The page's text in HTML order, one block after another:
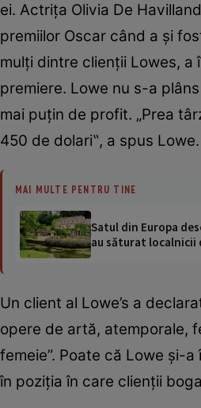
ei. Actriţa Olivia De
premiilor Oscar când a şi
mulţi dintre clienţii Lowes,
premiere. Lowe nu s-a
mai puţin de profit. „Prea
450 de dolari‟, a spus Lowe.
MAI MULTE PENTRU TINE
Satul din Europa
au săturat localnicii
Un client al Lowe’s a
opere de artă, atemporale,
femeie”. Poate că Lowe şi-
în poziţia în care clienţii